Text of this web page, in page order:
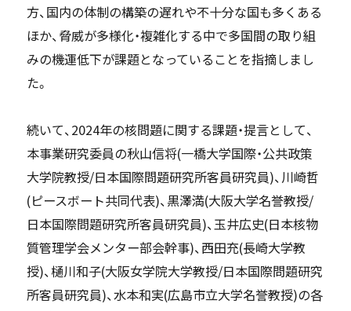
方、国内の体制の構築の遅れや不十分な国も多くある
ほか、脅威が多様化・複雑化する中で多国間の取り組
みの機運低下が課題となっていることを指摘しまし
た。
続いて、2024年の核問題に関する課題・提言として、
本事業研究委員の秋山信将(一橋大学国際・公共政策
大学院教授/日本国際問題研究所客員研究員)、川崎哲
(ピースボート共同代表)、黒澤満(大阪大学名誉教授/
日本国際問題研究所客員研究員)、玉井広史(日本核物
質管理学会メンター部会幹事)、西田充(長崎大学教
授)、樋川和子(大阪女学院大学教授/日本国際問題研究
所客員研究員)、水本和実(広島市立大学名誉教授)の各